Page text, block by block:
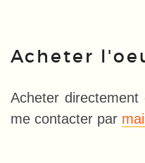
Acheter
Acheter
me contacter par mail